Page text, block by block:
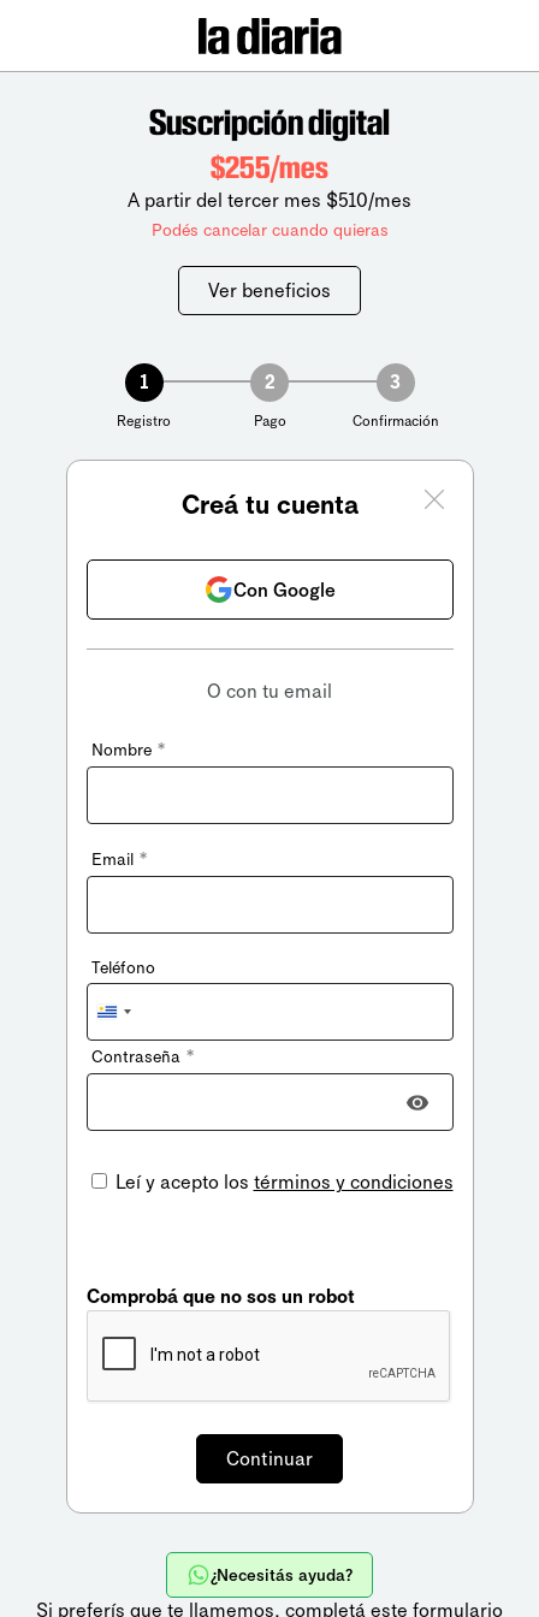
Suscripción digital
$255/mes
A partir del tercer mes $510/mes
Podés cancelar cuando quieras
Ver beneficios
1
Registro
2
Pago
3
Confirmación
Creá tu cuenta
Con Google
O con tu email
Nombre *
Email *
Teléfono
Uruguay
+598
Contraseña *
Leí y acepto los términos y condiciones
Comprobá que no sos un robot
¿Necesitás ayuda?
Si preferís que te llamemos, completá este formulario